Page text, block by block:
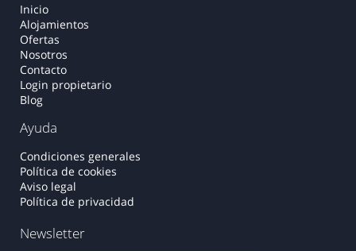
Inicio
Alojamientos
Ofertas
Nosotros
Contacto
Login propietario
Blog
Ayuda
Condiciones generales
Política de cookies
Aviso legal
Política de privacidad
Newsletter